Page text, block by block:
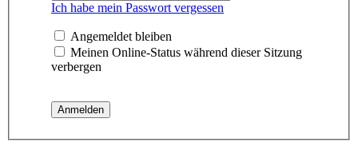
Ich habe mein Passwort vergessen
Angemeldet bleiben
Meinen Online-Status während dieser Sitzung
verbergen